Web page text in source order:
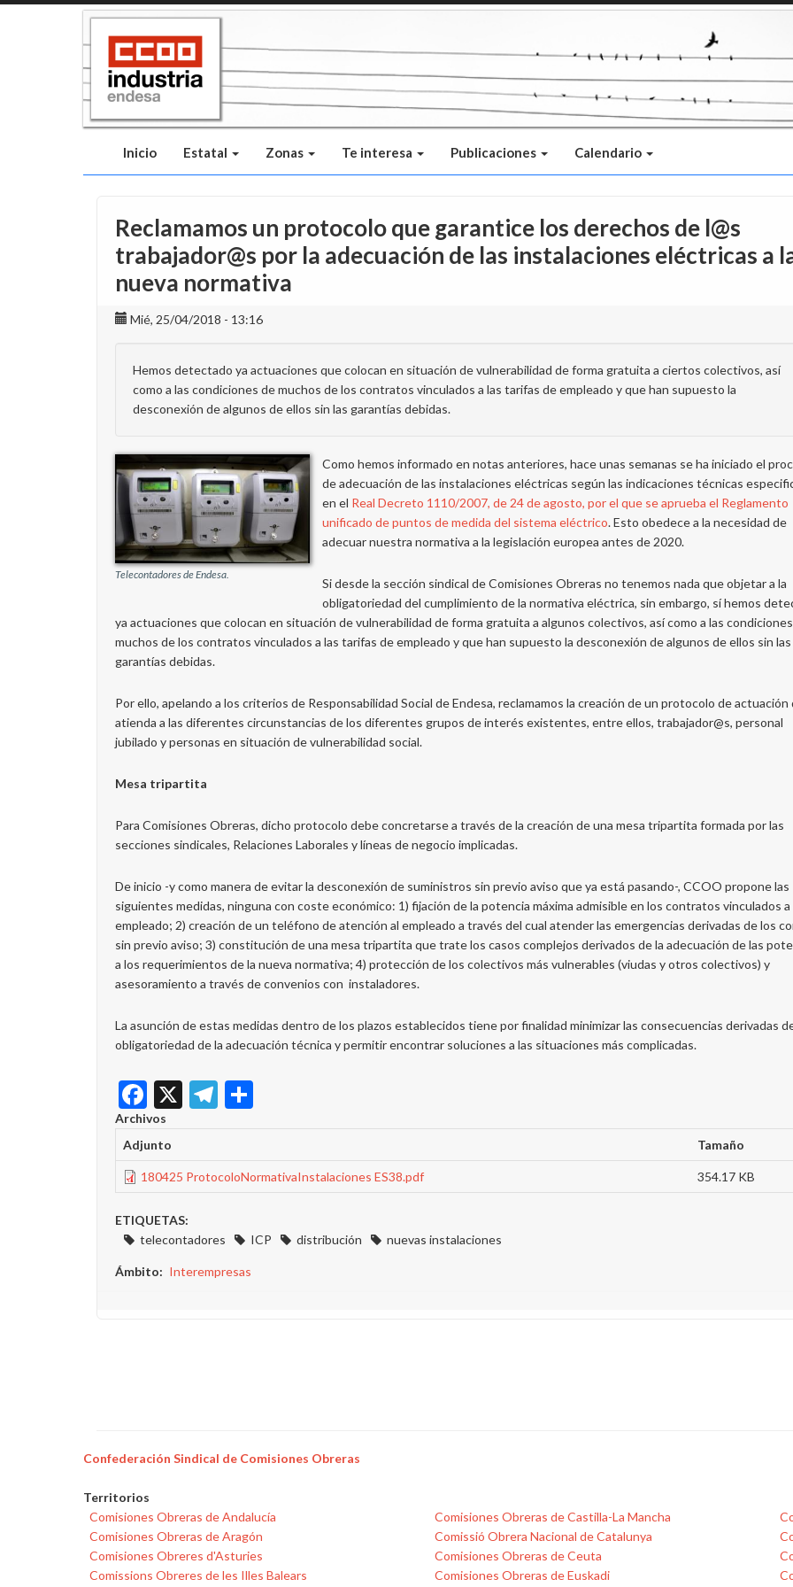
Inicio Estatal Zonas Te interesa Publicaciones Calendario
Reclamamos un protocolo que garantice los derechos de l@s
trabajador@s por la adecuación de las instalaciones eléctricas a
nueva normativa
Mié, 25/04/2018 - 13:16
Hemos detectado ya actuaciones que colocan en situación de vulnerabilidad de forma gratuita a ciertos colectivos, así
como a las condiciones de muchos de los contratos vinculados a las tarifas de empleado y que han supuesto la
desconexión de algunos de ellos sin las garantías debidas.
Telecontadores de Endesa.
Como hemos informado en notas anteriores, hace unas semanas se ha iniciado el
de adecuación de las instalaciones eléctricas según las indicaciones técnicas
en el Real Decreto 1110/2007, de 24 de agosto, por el que se aprueba el Reglamento
unificado de puntos de medida del sistema eléctrico. Esto obedece a la necesidad de
adecuar nuestra normativa a la legislación europea antes de 2020.
Si desde la sección sindical de Comisiones Obreras no tenemos nada que objetar a la
obligatoriedad del cumplimiento de la normativa eléctrica, sin embargo, sí hemos
ya actuaciones que colocan en situación de vulnerabilidad de forma gratuita a algunos colectivos, así como a las
muchos de los contratos vinculados a las tarifas de empleado y que han supuesto la desconexión de algunos de ellos sin las
garantías debidas.
Por ello, apelando a los criterios de Responsabilidad Social de Endesa, reclamamos la creación de un protocolo de actuación
atienda a las diferentes circunstancias de los diferentes grupos de interés existentes, entre ellos, trabajador@s, personal
jubilado y personas en situación de vulnerabilidad social.
Mesa tripartita
Para Comisiones Obreras, dicho protocolo debe concretarse a través de la creación de una mesa tripartita formada por las
secciones sindicales, Relaciones Laborales y líneas de negocio implicadas.
De inicio -y como manera de evitar la desconexión de suministros sin previo aviso que ya está pasando-, CCOO propone las
siguientes medidas, ninguna con coste económico: 1) fijación de la potencia máxima admisible en los contratos vinculados
empleado; 2) creación de un teléfono de atención al empleado a través del cual atender las emergencias derivadas de los
sin previo aviso; 3) constitución de una mesa tripartita que trate los casos complejos derivados de la adecuación de las
a los requerimientos de la nueva normativa; 4) protección de los colectivos más vulnerables (viudas y otros colectivos) y
asesoramiento a través de convenios con instaladores.
La asunción de estas medidas dentro de los plazos establecidos tiene por finalidad minimizar las consecuencias derivadas
obligatoriedad de la adecuación técnica y permitir encontrar soluciones a las situaciones más complicadas.
Facebook
X Telegram
Archivos
Adjunto
Tamaño
180425 ProtocoloNormativaInstalaciones ES38.pdf 354.17 KB
ETIQUETAS:
telecontadores
ICP distribución nuevas instalaciones
Ámbito Interempresas
Confederación Sindical de Comisiones Obreras
Territorios
Comisiones Obreras de Andalucía
Comisiones Obreras de Aragón
Comisiones Obreres d'Asturies
Comissions Obreres de les Illes Balears
Comisiones Obreras de Castilla-La Mancha
Comissió Obrera Nacional de Catalunya
Comisiones Obreras de Ceuta
Comisiones Obreras de Euskadi